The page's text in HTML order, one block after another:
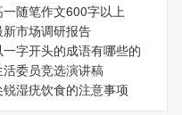
一随笔作文600字以上
新市场调研报告
一字开头的成语有哪些的
活委员竞选演讲稿
锐湿疣饮食的注意事项